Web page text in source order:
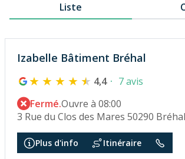
Liste
Izabelle Bâtiment Bréhal
4,4
7 avis
Fermé.Ouvre à 08:00
3 Rue du Clos des Mares 50290 Bréhal
Plus d'info Itinéraire